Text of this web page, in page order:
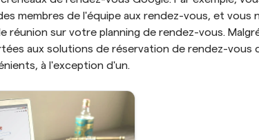
membres de l'équipe aux rendez-vous, et vous
réunion sur votre planning de rendez-vous.
aux solutions de réservation de rendez-vous
à l'exception d'un.